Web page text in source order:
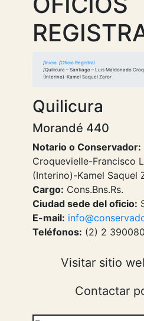
Inicio
Oficio Registral
Quilicura – Santiago – Luis Maldonado
(Interino)-Kamel Saquel Zaror
Quilicura
Morandé 440
Notario o Conservador:
Croquevielle-Francisco
(Interino)-Kamel Saquel
Cargo: Cons.Bns.Rs.
Ciudad sede del oficio:
E-mail:
Teléfonos: (2) 2
Visitar sitio
Contactar